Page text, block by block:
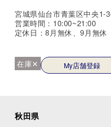
宮城県仙台市青葉区中央
営業時間：10:00~21:00
定休日：8月無休、9月無休
在庫✕ My店舗登録
秋田県